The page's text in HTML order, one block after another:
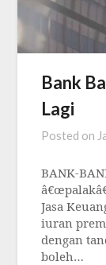
Bank
Lagi
Posted on
BANK-
Jasa
iuran
dengan
boleh…